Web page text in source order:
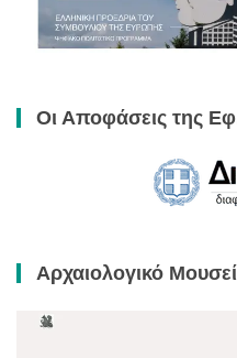
Οι Αποφάσεις της
Αρχαιολογικό